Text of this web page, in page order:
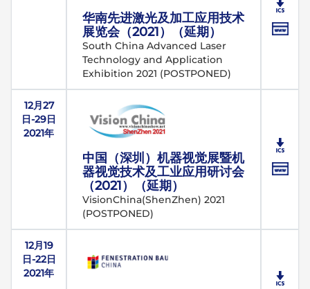
华南先进激光及加工应用技术
展览会（2021）（延期）
South China Advanced Laser
Technology and Application
Exhibition 2021 (POSTPONED)
12月27
日-29日
2021年
中国（深圳）机器视觉展暨机
器视觉技术及工业应用研讨会
（2021）（延期）
VisionChina(ShenZhen) 2021
(POSTPONED)
12月19
日-22日
2021年